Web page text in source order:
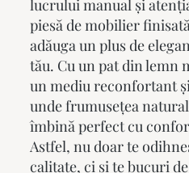
lucrului manual și
piesă de mobilier
adăuga un plus de
tău. Cu un pat din lemn
un mediu reconfortant
unde frumusețea
îmbină perfect cu
Astfel, nu doar te
calitate, ci și te bucuri